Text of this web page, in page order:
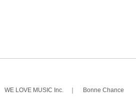
WE LOVE MUSIC Inc.｜ Bonne Chance